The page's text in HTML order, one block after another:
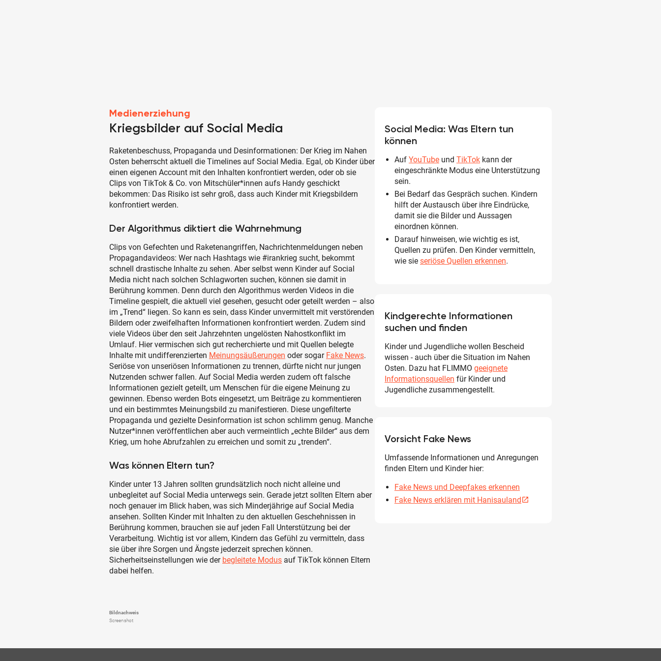
Medienerziehung
Kriegsbilder auf Social Media
Raketenbeschuss, Propaganda und Desinformationen: Der Krieg im Nahen
Osten beherrscht aktuell die Timelines auf Social Media. Egal, ob Kinder über
einen eigenen Account mit den Inhalten konfrontiert werden, oder ob sie
Clips von TikTok & Co. von Mitschüler*innen aufs Handy geschickt
bekommen: Das Risiko ist sehr groß, dass auch Kinder mit Kriegsbildern
konfrontiert werden.
Der Algorithmus diktiert die Wahrnehmung
Clips von Gefechten und Raketenangriffen, Nachrichtenmeldungen neben
Propagandavideos: Wer nach Hashtags wie #irankrieg sucht, bekommt
schnell drastische Inhalte zu sehen. Aber selbst wenn Kinder auf Social
Media nicht nach solchen Schlagworten suchen, können sie damit in
Berührung kommen. Denn durch den Algorithmus werden Videos in die
Timeline gespielt, die aktuell viel gesehen, gesucht oder geteilt werden – also
im „Trend“ liegen. So kann es sein, dass Kinder unvermittelt mit verstörenden
Bildern oder zweifelhaften Informationen konfrontiert werden. Zudem sind
viele Videos über den seit Jahrzehnten ungelösten Nahostkonflikt im
Umlauf. Hier vermischen sich gut recherchierte und mit Quellen belegte
Inhalte mit undifferenzierten Meinungsäußerungen oder sogar Fake News.
Seriöse von unseriösen Informationen zu trennen, dürfte nicht nur jungen
Nutzenden schwer fallen. Auf Social Media werden zudem oft falsche
Informationen gezielt geteilt, um Menschen für die eigene Meinung zu
gewinnen. Ebenso werden Bots eingesetzt, um Beiträge zu kommentieren
und ein bestimmtes Meinungsbild zu manifestieren. Diese ungefilterte
Propaganda und gezielte Desinformation ist schon schlimm genug. Manche
Nutzer*innen veröffentlichen aber auch vermeintlich „echte Bilder“ aus dem
Krieg, um hohe Abrufzahlen zu erreichen und somit zu „trenden“.
Was können Eltern tun?
Kinder unter 13 Jahren sollten grundsätzlich noch nicht alleine und
unbegleitet auf Social Media unterwegs sein. Gerade jetzt sollten Eltern aber
noch genauer im Blick haben, was sich Minderjährige auf Social Media
ansehen. Sollten Kinder mit Inhalten zu den aktuellen Geschehnissen in
Berührung kommen, brauchen sie auf jeden Fall Unterstützung bei der
Verarbeitung. Wichtig ist vor allem, Kindern das Gefühl zu vermitteln, dass
sie über ihre Sorgen und Ängste jederzeit sprechen können.
Sicherheitseinstellungen wie der begleitete Modus auf TikTok können Eltern
dabei helfen.
Social Media: Was Eltern tun
können
Auf YouTube und TikTok kann der
eingeschränkte Modus eine Unterstützung
sein.
Bei Bedarf das Gespräch suchen. Kindern
hilft der Austausch über ihre Eindrücke,
damit sie die Bilder und Aussagen
einordnen können.
Darauf hinweisen, wie wichtig es ist,
Quellen zu prüfen. Den Kinder vermitteln,
wie sie seriöse Quellen erkennen.
Kindgerechte Informationen
suchen und finden
Kinder und Jugendliche wollen Bescheid
wissen - auch über die Situation im Nahen
Osten. Dazu hat FLIMMO geeignete
Informationsquellen für Kinder und
Jugendliche zusammengestellt.
Vorsicht Fake News
Umfassende Informationen und Anregungen
finden Eltern und Kinder hier:
Fake News und Deepfakes erkennen
Fake News erklären mit Hanisauland open_in_new
Bildnachweis
Screenshot